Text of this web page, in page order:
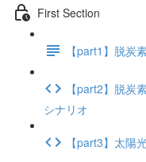
First Section
【part1】脱炭
【part2】脱炭
シナリオ
【part3】太陽